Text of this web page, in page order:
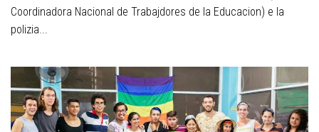
Coordinadora Nacional de Trabajdores de la Educacion) e la
polizia...